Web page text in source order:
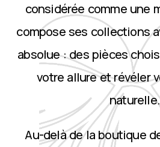
considérée comme une
compose ses collections
absolue : des pièces
votre allure et révéler
naturelle.
Au-delà de la boutique